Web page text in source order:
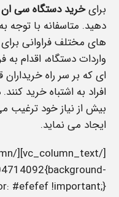
برایخرید دستگاه سی
دهید. متاسفانه با توجه
های مختلف فراوانی
واردات دستگاه، اقدام
ای که بر سر راه
افراد به اشتباه خرید
بیش از نیاز خود ترغیب
ایجاد می نماید.